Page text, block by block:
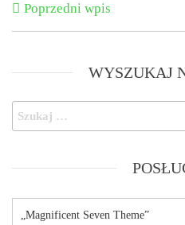
Poprzedni wpis
WYSZUKAJ
„Magnificent Seven Theme”